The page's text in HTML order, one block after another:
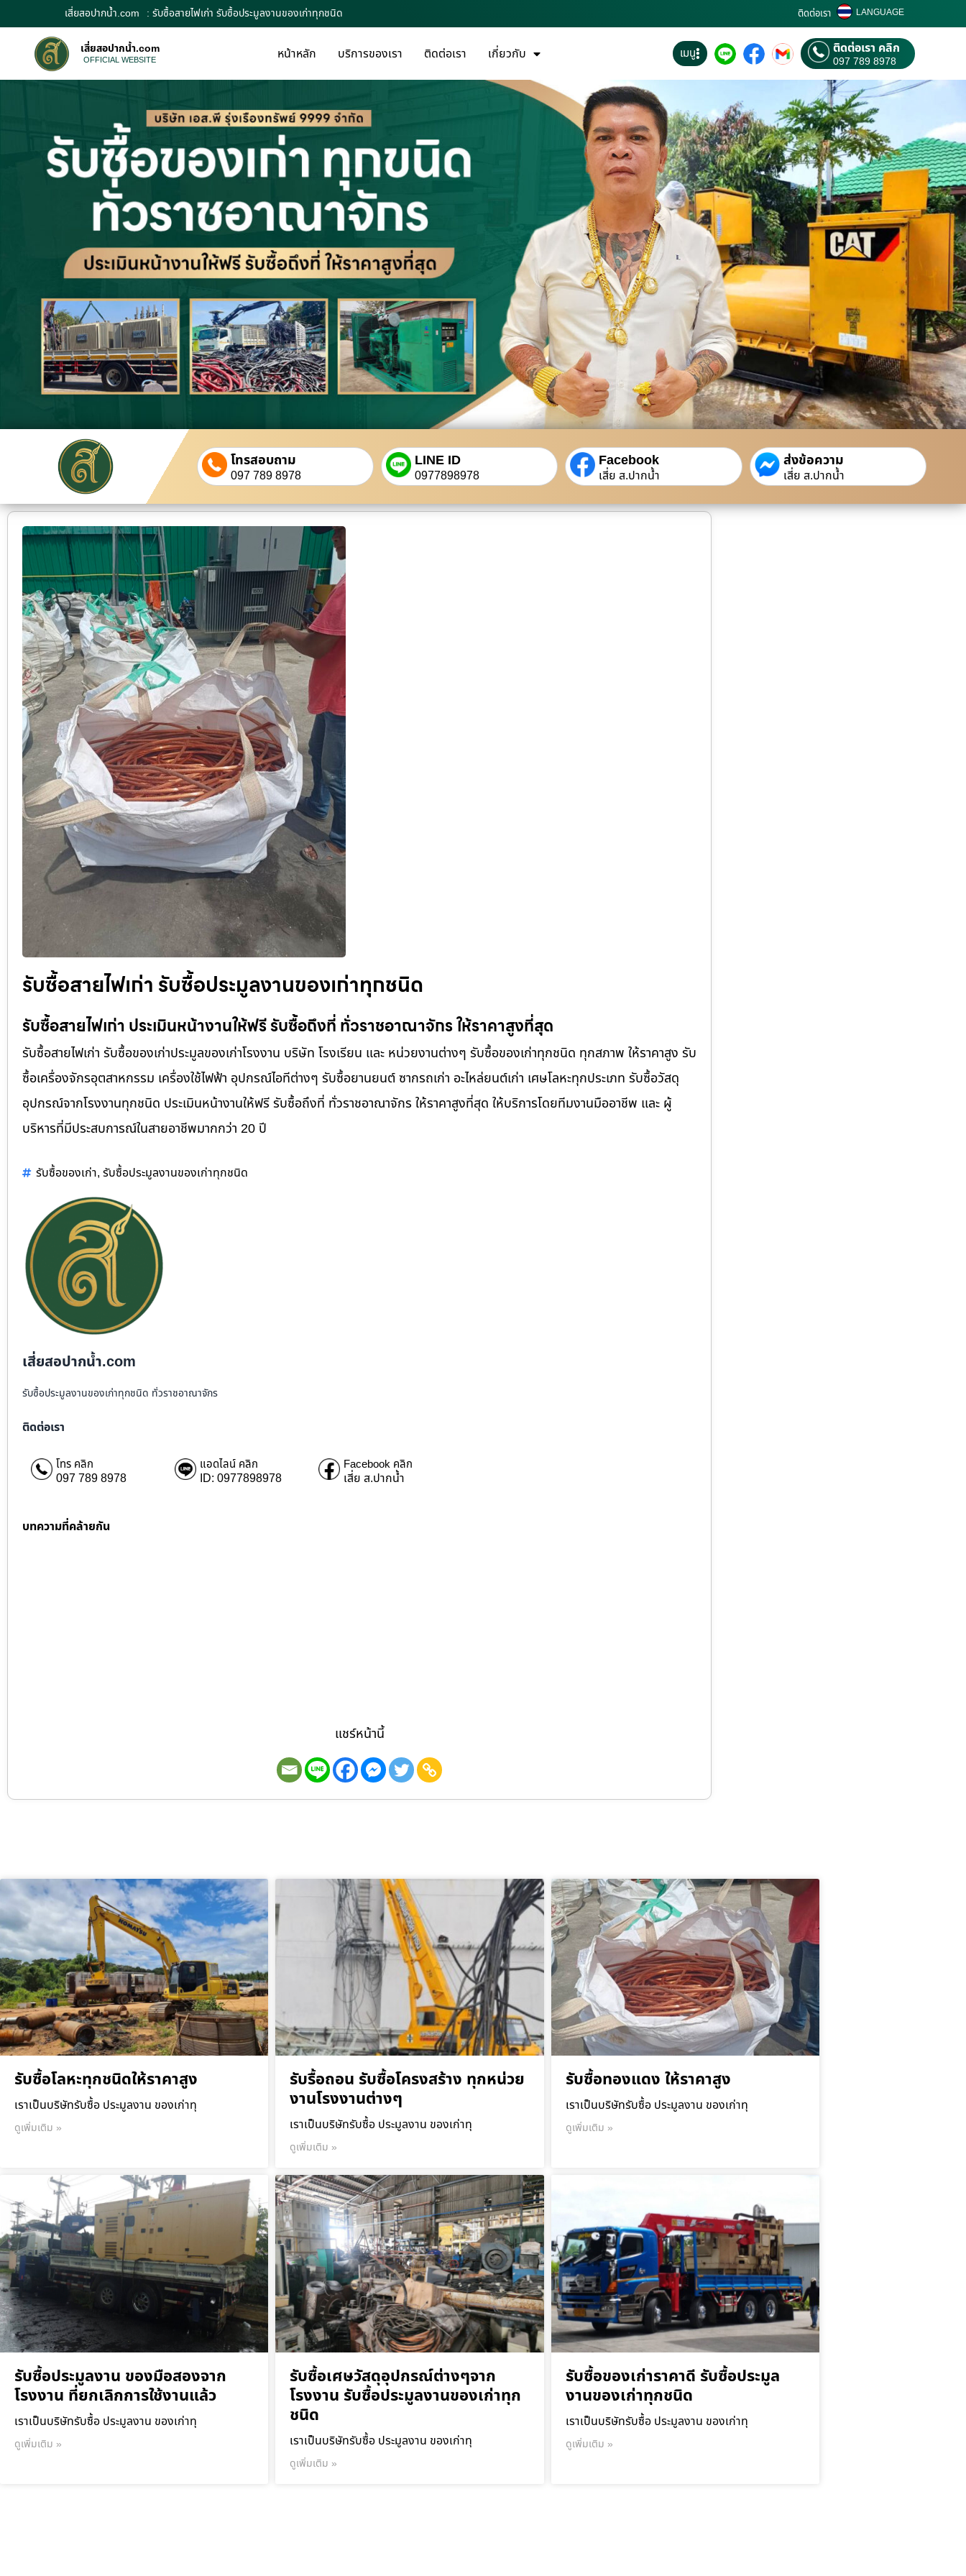
เสี่ยสอปากน้ำ.com : รับซื้อสายไฟเก่า รับซื้อประมูลงานของเก่าทุกชนิด ติดต่อเรา LANGUAGE
เสี่ยสอปากน้ำ.com
OFFICIAL WEBSITE หน้าหลัก บริการของเรา ติดต่อเรา เกี่ยวกับ เมนู ติดต่อเรา คลิก
097 789 8978
โทรสอบถาม
097 789 8978
LINE ID
0977898978
Facebook
เสี่ย ส.ปากน้ำ
ส่งข้อความ
เสี่ย ส.ปากน้ำ
รับซื้อสายไฟเก่า รับซื้อประมูลงานของเก่าทุกชนิด
รับซื้อสายไฟเก่า ประเมินหน้างานให้ฟรี รับซื้อถึงที่ ทั่วราชอาณาจักร ให้ราคาสูงที่สุด
รับซื้อสายไฟเก่า รับซื้อของเก่าประมูลของเก่าโรงงาน บริษัท โรงเรียน และ หน่วยงานต่างๆ รับซื้อของเก่าทุกชนิด ทุกสภาพ ให้ราคาสูง รับ
ซื้อเครื่องจักรอุตสาหกรรม เครื่องใช้ไฟฟ้า อุปกรณ์ไอทีต่างๆ รับซื้อยานยนต์ ซากรถเก่า อะไหล่ยนต์เก่า เศษโลหะทุกประเภท รับซื้อวัสดุ
อุปกรณ์จากโรงงานทุกชนิด ประเมินหน้างานให้ฟรี รับซื้อถึงที่ ทั่วราชอาณาจักร ให้ราคาสูงที่สุด ให้บริการโดยทีมงานมืออาชีพ และ ผู้
บริหารที่มีประสบการณ์ในสายอาชีพมากกว่า 20 ปี
รับซื้อของเก่า, รับซื้อประมูลงานของเก่าทุกชนิด
เสี่ยสอปากน้ำ.com
รับซื้อประมูลงานของเก่าทุกชนิด ทั่วราชอาณาจักร
ติดต่อเรา
โทร คลิก
097 789 8978
แอดไลน์ คลิก
ID: 0977898978
Facebook คลิก
เสี่ย ส.ปากน้ำ
บทความที่คล้ายกัน
แชร์หน้านี้
รับซื้อโลหะทุกชนิดให้ราคาสูง
เราเป็นบริษัทรับซื้อ ประมูลงาน ของเก่าทุ
ดูเพิ่มเติม »
รับรื้อถอน รับซื้อโครงสร้าง ทุกหน่วย
งานโรงงานต่างๆ
เราเป็นบริษัทรับซื้อ ประมูลงาน ของเก่าทุ
ดูเพิ่มเติม »
รับซื้อทองแดง ให้ราคาสูง
เราเป็นบริษัทรับซื้อ ประมูลงาน ของเก่าทุ
ดูเพิ่มเติม »
รับซื้อประมูลงาน ของมือสองจาก
โรงงาน ที่ยกเลิกการใช้งานแล้ว
เราเป็นบริษัทรับซื้อ ประมูลงาน ของเก่าทุ
ดูเพิ่มเติม »
รับซื้อเศษวัสดุอุปกรณ์ต่างๆจาก
โรงงาน รับซื้อประมูลงานของเก่าทุก
ชนิด
เราเป็นบริษัทรับซื้อ ประมูลงาน ของเก่าทุ
ดูเพิ่มเติม »
รับซื้อของเก่าราคาดี รับซื้อประมูล
งานของเก่าทุกชนิด
เราเป็นบริษัทรับซื้อ ประมูลงาน ของเก่าทุ
ดูเพิ่มเติม »